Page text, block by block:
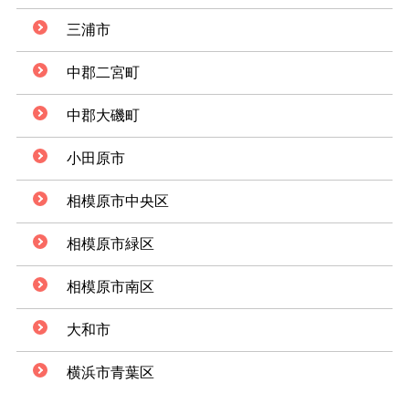
三浦市
中郡二宮町
中郡大磯町
小田原市
相模原市中央区
相模原市緑区
相模原市南区
大和市
横浜市青葉区